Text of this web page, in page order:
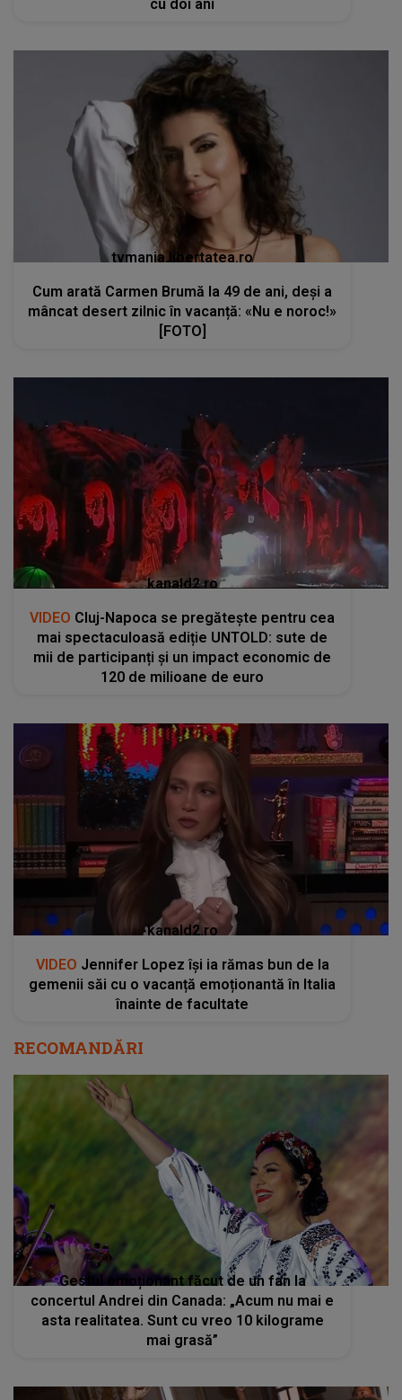
cu doi ani
tvmania.libertatea.ro
Cum arată Carmen Brumă la 49 de ani, deși a
mâncat desert zilnic în vacanță: «Nu e noroc!»
[FOTO]
kanald2.ro
VIDEO Cluj-Napoca se pregătește pentru cea
mai spectaculoasă ediție UNTOLD: sute de
mii de participanți și un impact economic de
120 de milioane de euro
kanald2.ro
VIDEO Jennifer Lopez își ia rămas bun de la
gemenii săi cu o vacanță emoționantă în Italia
înainte de facultate
RECOMANDĂRI
Gestul emoționant făcut de un fan la
concertul Andrei din Canada: „Acum nu mai e
asta realitatea. Sunt cu vreo 10 kilograme
mai grasă”